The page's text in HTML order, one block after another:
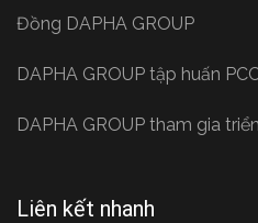
Đồng DAPHA GROUP
DAPHA GROUP tập huấn
DAPHA GROUP tham gia
Liên kết nhanh